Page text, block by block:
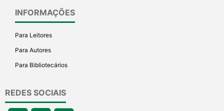
INFORMAÇÕES
Para Leitores
Para Autores
Para Bibliotecários
REDES SOCIAIS